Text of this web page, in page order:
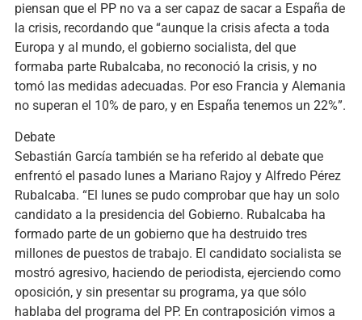
piensan que el PP no va a ser capaz de sacar a España de
la crisis, recordando que “aunque la crisis afecta a toda
Europa y al mundo, el gobierno socialista, del que
formaba parte Rubalcaba, no reconoció la crisis, y no
tomó las medidas adecuadas. Por eso Francia y Alemania
no superan el 10% de paro, y en España tenemos un 22%”.
Debate
Sebastián García también se ha referido al debate que
enfrentó el pasado lunes a Mariano Rajoy y Alfredo Pérez
Rubalcaba. “El lunes se pudo comprobar que hay un solo
candidato a la presidencia del Gobierno. Rubalcaba ha
formado parte de un gobierno que ha destruido tres
millones de puestos de trabajo. El candidato socialista se
mostró agresivo, haciendo de periodista, ejerciendo como
oposición, y sin presentar su programa, ya que sólo
hablaba del programa del PP. En contraposición vimos a